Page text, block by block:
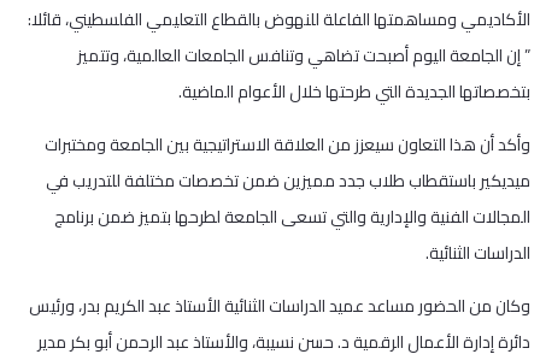
الأكاديمي ومساهمتها الفاعلة للنهوض بالقطاع التعليمي الفلسطيني، قائلا:
” إن الجامعة اليوم أصبحت تضاهي وتنافس الجامعات العالمية، وتتميز
بتخصصاتها الجديدة التي طرحتها خلال الأعوام الماضية.
وأكد أن هذا التعاون سيعزز من العلاقة الاستراتيجية بين الجامعة ومختبرات
ميديكير باستقطاب طلاب جدد مميزين ضمن تخصصات مختلفة للتدريب في
المجالات الفنية والإدارية والتي تسعى الجامعة لطرحها بتميز ضمن برنامج
الدراسات الثنائية.
وكان من الحضور مساعد عميد الدراسات الثنائية الأستاذ عبد الكريم بدر، ورئيس
دائرة إدارة الأعمال الرقمية د. حسن نسيبة، والأستاذ عبد الرحمن أبو بكر مدير